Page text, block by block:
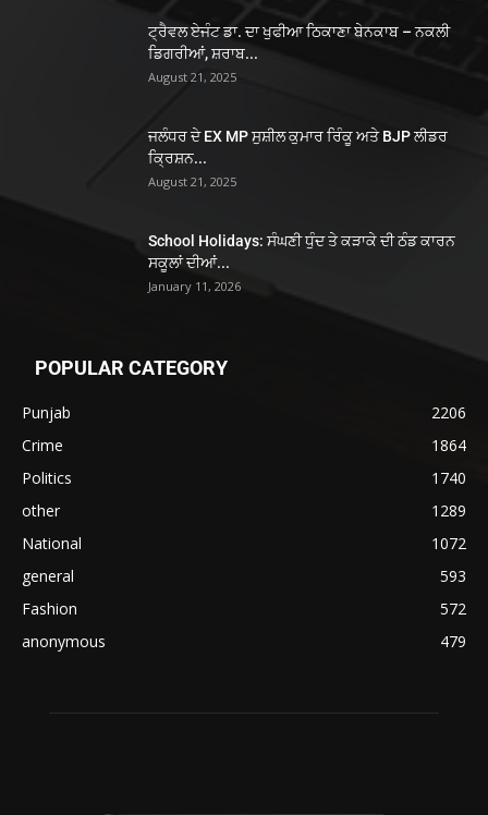
ਟ੍ਰੈਵਲ ਏਜੰਟ ਡਾ. ਦਾ ਖੁਫੀਆ ਠਿਕਾਣਾ ਬੇਨਕਾਬ – ਨਕਲੀ
ਡਿਗਰੀਆਂ, ਸ਼ਰਾਬ...
August 21, 2025
ਜਲੰਧਰ ਦੇ EX MP ਸੁਸ਼ੀਲ ਕੁਮਾਰ ਰਿੰਕੂ ਅਤੇ BJP ਲੀਡਰ
ਕ੍ਰਿਸ਼ਨ...
August 21, 2025
School Holidays: ਸੰਘਣੀ ਧੁੰਦ ਤੇ ਕੜਾਕੇ ਦੀ ਠੰਡ ਕਾਰਨ
ਸਕੂਲਾਂ ਦੀਆਂ...
January 11, 2026
POPULAR CATEGORY
Punjab
2206
Crime
1864
Politics
1740
other
1289
National
1072
general
593
Fashion
572
anonymous
479